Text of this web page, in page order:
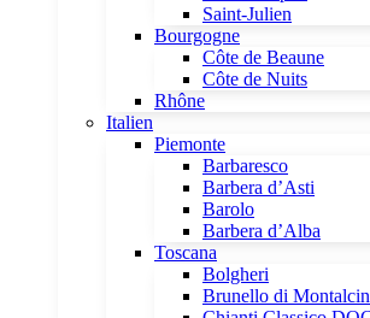
Saint-Julien
Bourgogne
Côte de Beaune
Côte de Nuits
Rhône
Italien
Piemonte
Barbaresco
Barbera d’Asti
Barolo
Barbera d’Alba
Toscana
Bolgheri
Brunello di